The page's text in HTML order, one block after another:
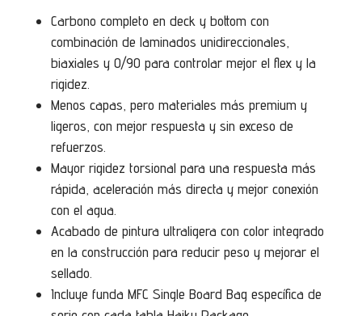
Carbono completo en deck y bottom con
combinación de laminados unidireccionales,
biaxiales y 0/90 para controlar mejor el flex y la
rigidez.
Menos capas, pero materiales más premium y
ligeros, con mejor respuesta y sin exceso de
refuerzos.
Mayor rigidez torsional para una respuesta más
rápida, aceleración más directa y mejor conexión
con el agua.
Acabado de pintura ultraligera con color integrado
en la construcción para reducir peso y mejorar el
sellado.
Incluye funda MFC Single Board Bag específica de